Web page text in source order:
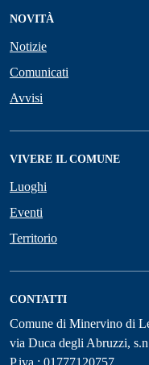
NOVITÀ
Notizie
Comunicati
Avvisi
VIVERE IL COMUNE
Luoghi
Eventi
Territorio
CONTATTI
Comune di Minervino di
via Duca degli Abruzzi,